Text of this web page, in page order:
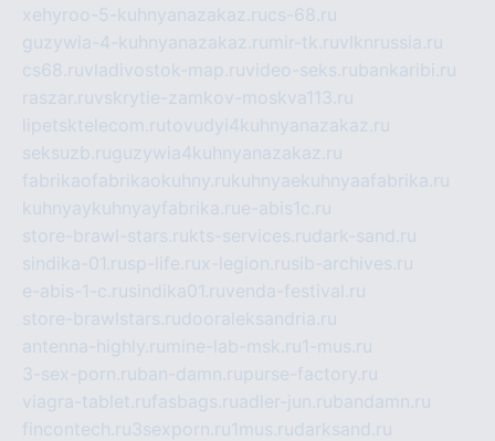
xehyroo-5-kuhnyanazakaz.rucs-68.ru
guzywia-4-kuhnyanazakaz.ru mir-tk.ruvlknrussia.ru
cs68.ruvladivostok-map.ruvideo-seks.rubankaribi.ru
raszar.ruvskrytie-zamkov-moskva113.ru
lipetsktelecom.rutovudyi4kuhnyanazakaz.ru
seksuzb.ruguzywia4kuhnyanazakaz.ru
fabrikaofabrikaokuhny.rukuhnyaekuhnyaafabrika.ru
kuhnyaykuhnyayfabrika.rue-abis1c.ru
store-brawl-stars.rukts-services.rudark-sand.ru
sindika-01.rusp-life.rux-legion.rusib-archives.ru
e-abis-1-c.rusindika01.ruvenda-festival.ru
store-brawlstars.rudooraleksandria.ru
antenna-highly.ru mine-lab-msk.ru1-mus.ru
3-sex-porn.ruban-damn.rupurse-factory.ru
viagra-tablet.rufasbags.ruadler-jun.rubandamn.ru
fincontech.ru3sexporn.ru1mus.rudarksand.ru